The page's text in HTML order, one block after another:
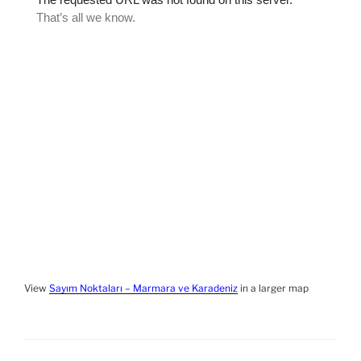
View Sayım Noktaları – Marmara ve Karadeniz in a larger map